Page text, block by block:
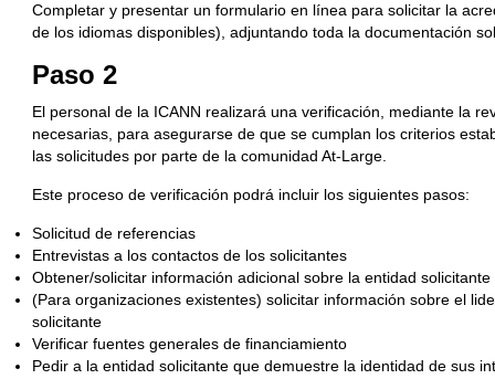
Completar y presentar un formulario en línea para solicitar la
de los idiomas disponibles), adjuntando toda la documentación
Paso 2
El personal de la ICANN realizará una verificación, mediante la
necesarias, para asegurarse de que se cumplan los criterios
las solicitudes por parte de la comunidad At-Large.
Este proceso de verificación podrá incluir los siguientes pasos:
Solicitud de referencias
Entrevistas a los contactos de los solicitantes
Obtener/solicitar información adicional sobre la entidad solicitante
(Para organizaciones existentes) solicitar información sobre el
solicitante
Verificar fuentes generales de financiamiento
Pedir a la entidad solicitante que demuestre la identidad de sus